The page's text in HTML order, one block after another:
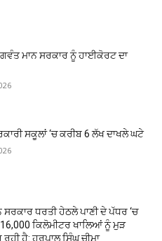
ਮਾਨ ਸਰਕਾਰ ਨੂੰ ਹਾਈਕੋਰਟ ਦਾ
ਸਕੂਲਾਂ ‘ਚ ਕਰੀਬ 6 ਲੱਖ ਦਾਖਲੇ ਘਟੇ
ਧਰਤੀ ਹੇਠਲੇ ਪਾਣੀ ਦੇ ਪੱਧਰ ‘ਚ
ਕਿਲੋਮੀਟਰ ਖਾਲਿਆਂ ਨੂੰ ਮੁੜ
ਹੈ: ਹਰਪਾਲ ਸਿੰਘ ਚੀਮਾ